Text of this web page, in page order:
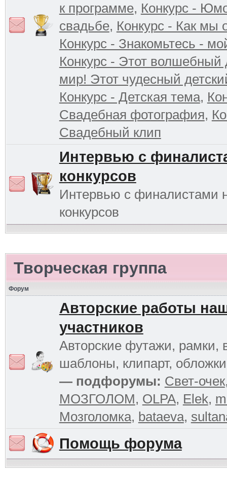
к программе, Конкурс -
свадьбе, Конкурс - Как мы
Конкурс - Знакомьтесь -
Конкурс - Этот волшебный
мир! Этот чудесный
Конкурс - Детская тема,
Свадебная фотография,
Свадебный клип
Интервью с
конкурсов
Интервью с финалистами
конкурсов
Творческая группа
Форум
Авторские работы
участников
Авторские футажи, рамки,
шаблоны, клипарт,
— подфорумы: Свет-очек
МОЗГОЛОМ, OLPA, Elek,
Мозголомка, bataeva,
Помощь форума